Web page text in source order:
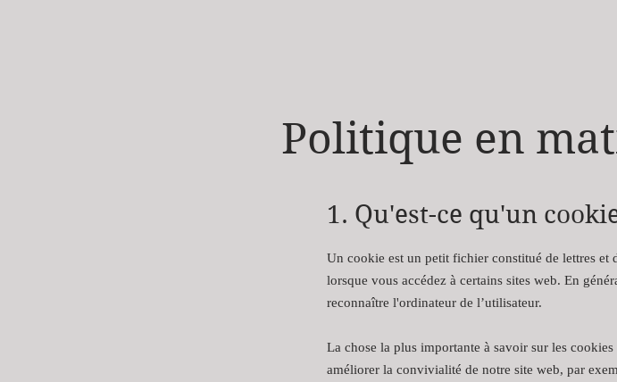
Politique en
1. Qu'est-ce qu'un
Un cookie est un petit fichier constitué de lettres et
lorsque vous accédez à certains sites web. En
reconnaître l'ordinateur de l’utilisateur.
La chose la plus importante à savoir sur les
améliorer la convivialité de notre site web, par